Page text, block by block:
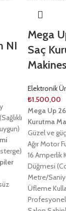
NI
(Sağlıklı
Mega
Saç
Elektronik
₺1.500,00
Mega Up
Kurutma
Güzel ve
Ağır Motor
16 Amperlik
Düğmesi
Metre/
Üfleme